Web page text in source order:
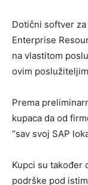
Dotični softver
Enterprise
na vlastitom
ovim
Prema
kupaca da od
“sav svoj SAP
Kupci su također
podrške pod